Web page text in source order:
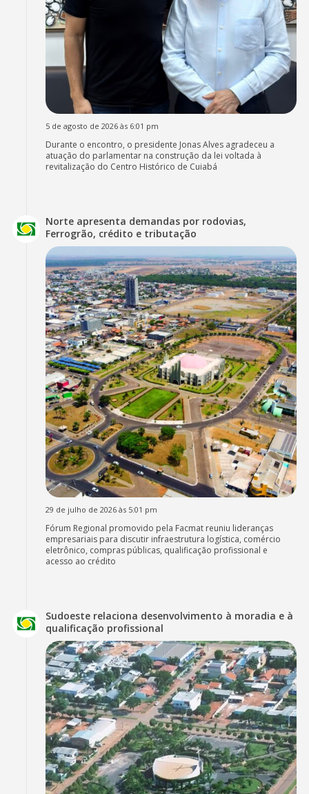
5 de agosto de 2026 às 6:01 pm
Durante o encontro, o presidente Jonas Alves agradeceu a
atuação do parlamentar na construção da lei voltada à
revitalização do Centro Histórico de Cuiabá
Norte apresenta demandas por rodovias,
Ferrogrão, crédito e tributação
29 de julho de 2026 às 5:01 pm
Fórum Regional promovido pela Facmat reuniu lideranças
empresariais para discutir infraestrutura logística, comércio
eletrônico, compras públicas, qualificação profissional e
acesso ao crédito
Sudoeste relaciona desenvolvimento à moradia e à
qualificação profissional